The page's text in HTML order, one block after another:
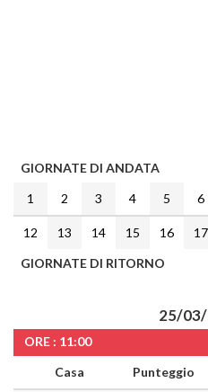
GIORNATE DI ANDATA
1
2 3 4 5 6
12 13 14 15 16 17
GIORNATE DI RITORNO
25/
ORE : 11:00
Casa
Punteggio